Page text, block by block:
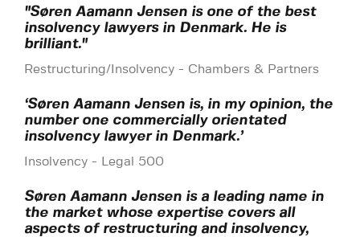
"Søren Aamann Jensen is one of the best
insolvency lawyers in Denmark. He is
brilliant."
Restructuring/Insolvency - Chambers & Partners
‘Søren Aamann Jensen is, in my opinion, the
number one commercially orientated
insolvency lawyer in Denmark.’
Insolvency - Legal 500
Søren Aamann Jensen is a leading name in
the market whose expertise covers all
aspects of restructuring and insolvency,